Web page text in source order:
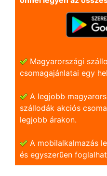
Magyarországi
csomagajánlatai egy
A legjobb
szállodák akciós
legjobb árakon.
A mobilalkalmazás
és egyszerũen